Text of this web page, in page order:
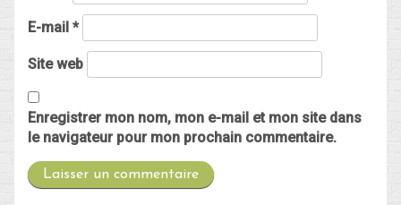
E-mail *
Site web
Enregistrer mon nom, mon e-mail et mon site dans
le navigateur pour mon prochain commentaire.